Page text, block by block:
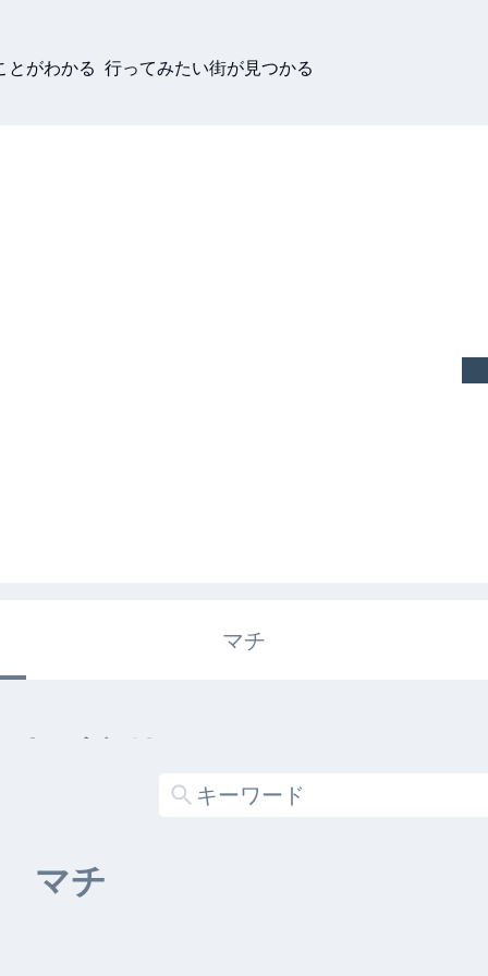
とがわかる 行ってみたい街が見つかる
マチ
キガタリ
マチ